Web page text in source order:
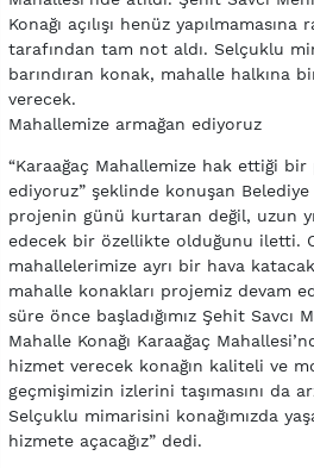
Konağı açılışı henüz
tarafından tam not aldı. Selçuklu
barındıran konak, mahalle halkına
verecek.
Mahallemize armağan ediyoruz
“Karaağaç Mahallemize hak ettiği bir
ediyoruz” şeklinde konuşan Belediye
projenin günü kurtaran değil, uzun
edecek bir özellikte olduğunu iletti.
mahallelerimize ayrı bir hava
mahalle konakları projemiz devam
süre önce başladığımız Şehit Savcı
Mahalle Konağı Karaağaç
hizmet verecek konağın kaliteli ve
geçmişimizin izlerini taşımasını da
Selçuklu mimarisini konağımızda
hizmete açacağız” dedi.